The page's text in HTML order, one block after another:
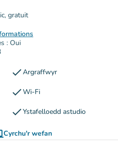
gratuit
: Oui
checkArgraffwyr
checkWi-Fi
checkYstafelloedd astudio
Cyrchu'r wefan
(tab newydd)